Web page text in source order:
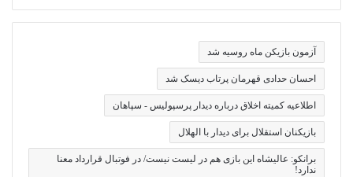
آزمون بازیکن ماه روسیه شد
احسان حدادی قهرمان پرتاب دیسک شد
اطلاعیه کمیته اخلاق درباره دیدار پرسپولیس - سپاهان
بازیکنان استقلال برای دیدار با الهلال
برانکو: عالیشاه این بازی هم در لیست نیست/ در فوتبال قرارداد معنا
ندارد!